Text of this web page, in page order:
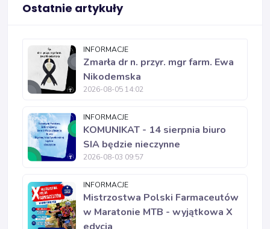
Ostatnie artykuły
INFORMACJE
Zmarła dr n. przyr. mgr farm. Ewa
Nikodemska
2026-08-05 14:02
INFORMACJE
KOMUNIKAT - 14 sierpnia biuro
SIA będzie nieczynne
2026-08-03 09:57
INFORMACJE
Mistrzostwa Polski Farmaceutów
w Maratonie MTB - wyjątkowa X